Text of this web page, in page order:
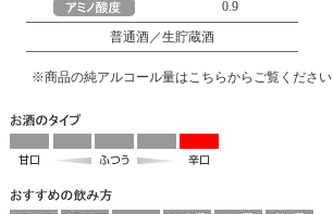
0.9
普通酒／生貯蔵酒
※商品の純アルコール量はこちらからご覧ください